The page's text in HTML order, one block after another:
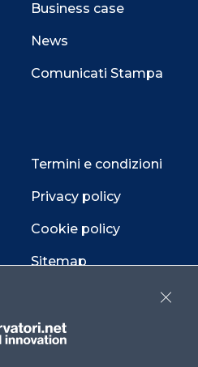
Business case
News
Comunicati Stampa
Termini e condizioni
Privacy policy
Cookie policy
Sitemap